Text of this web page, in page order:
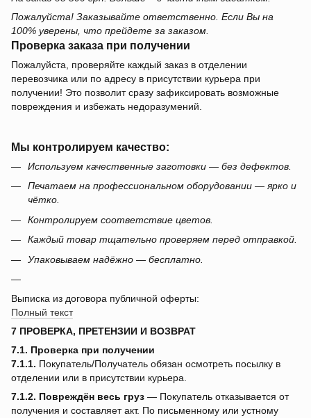
Пожалуйста! Заказывайте ответственно. Если Вы на
100% уверены, что прейдете за заказом.
Проверка заказа при получении
Пожалуйста, проверяйте каждый заказ в отделении
перевозчика или по адресу в присутствии курьера при
получении! Это позволит сразу зафиксировать возможные
повреждения и избежать недоразумений.
Мы контролируем качество:
Используем качественные заготовки — без дефектов.
Печатаем на профессиональном оборудовании — ярко и
чётко.
Контролируем соответствие цветов.
Каждый товар тщательно проверяем перед отправкой.
Упаковываем надёжно — бесплатно.
Выписка из договора публичной оферты:
Полный текст
7 ПРОВЕРКА, ПРЕТЕНЗИИ И ВОЗВРАТ
7.1. Проверка при получении
7.1.1. Покупатель/Получатель обязан осмотреть посылку в
отделении или в присутствии курьера.
7.1.2. Повреждён весь груз — Покупатель отказывается от
получения и составляет акт. По письменному или устному